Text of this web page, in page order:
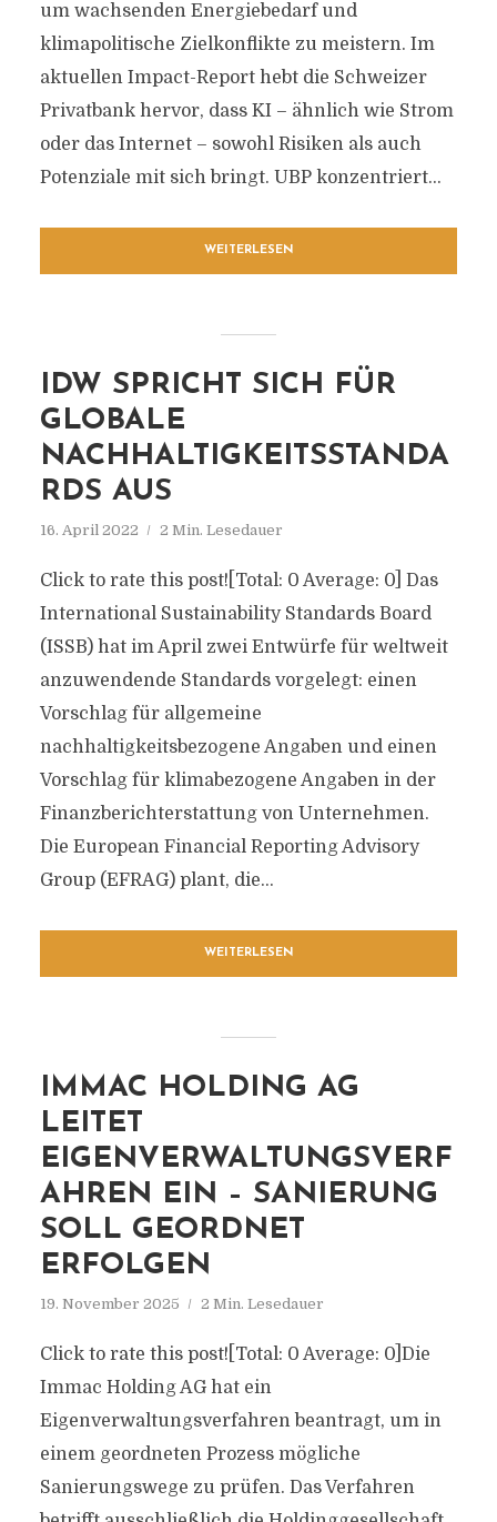
um wachsenden Energiebedarf und
klimapolitische Zielkonflikte zu meistern. Im
aktuellen Impact-Report hebt die Schweizer
Privatbank hervor, dass KI – ähnlich wie Strom
oder das Internet – sowohl Risiken als auch
Potenziale mit sich bringt. UBP konzentriert...
WEITERLESEN
IDW SPRICHT SICH FÜR
GLOBALE
NACHHALTIGKEITSSTANDA
RDS AUS
16. April 2022 2 Min. Lesedauer
Click to rate this post![Total: 0 Average: 0] Das
International Sustainability Standards Board
(ISSB) hat im April zwei Entwürfe für weltweit
anzuwendende Standards vorgelegt: einen
Vorschlag für allgemeine
nachhaltigkeitsbezogene Angaben und einen
Vorschlag für klimabezogene Angaben in der
Finanzberichterstattung von Unternehmen.
Die European Financial Reporting Advisory
Group (EFRAG) plant, die...
WEITERLESEN
IMMAC HOLDING AG
LEITET
EIGENVERWALTUNGSVERF
AHREN EIN – SANIERUNG
SOLL GEORDNET
ERFOLGEN
19. November 2025 2 Min. Lesedauer
Click to rate this post![Total: 0 Average: 0]Die
Immac Holding AG hat ein
Eigenverwaltungsverfahren beantragt, um in
einem geordneten Prozess mögliche
Sanierungswege zu prüfen. Das Verfahren